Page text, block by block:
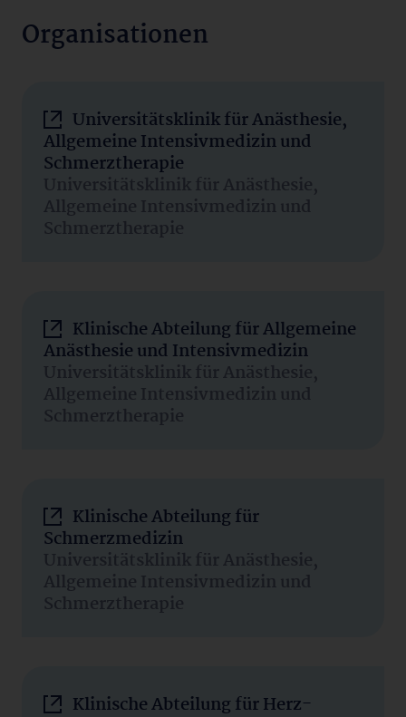
Organisationen
Universitätsklinik für Anästhesie,
Allgemeine Intensivmedizin und
Schmerztherapie
Universitätsklinik für Anästhesie,
Allgemeine Intensivmedizin und
Schmerztherapie
Klinische Abteilung für Allgemeine
Anästhesie und Intensivmedizin
Universitätsklinik für Anästhesie,
Allgemeine Intensivmedizin und
Schmerztherapie
Klinische Abteilung für
Schmerzmedizin
Universitätsklinik für Anästhesie,
Allgemeine Intensivmedizin und
Schmerztherapie
Klinische Abteilung für Herz-